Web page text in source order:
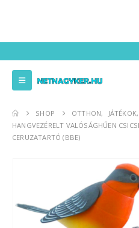
SHOP OTTHON, JÁTÉKOK,
HANGVEZÉRELT VALÓSÁGHŰEN
CERUZATARTÓ (BBE)